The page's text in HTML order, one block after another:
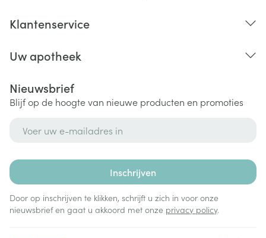
Klantenservice
Uw apotheek
Nieuwsbrief
Blijf op de hoogte van nieuwe producten en promoties
Inschrijven
Door op inschrijven te klikken, schrijft u zich in voor onze
nieuwsbrief en gaat u akkoord met onze privacy policy.